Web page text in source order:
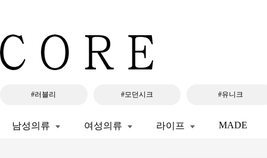
#러블리 #모던시크 #유니크
남성의류 여성의류 라이프 MADE